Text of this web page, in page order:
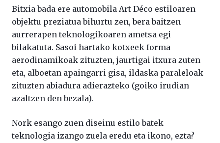
Bitxia bada ere automobila Art Déco estiloaren
objektu preziatua bihurtu zen, bera baitzen
aurrerapen teknologikoaren ametsa egi
bilakatuta. Sasoi hartako kotxeek forma
aerodinamikoak zituzten, jaurtigai itxura zuten
eta, alboetan apaingarri gisa, ildaska paraleloak
zituzten abiadura adierazteko (goiko irudian
azaltzen den bezala).
Nork esango zuen diseinu estilo batek
teknologia izango zuela eredu eta ikono, ezta?